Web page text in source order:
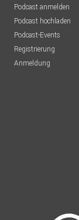
Podcast anmelden
Podcast hochladen
Podcast-Events
Registrierung
Anmeldung